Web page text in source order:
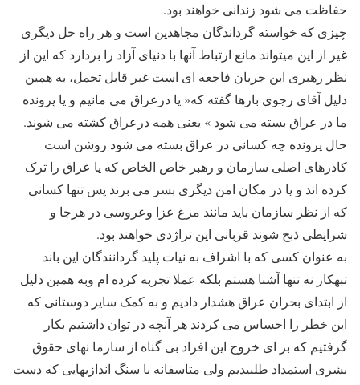
حفاظت می شود زندانی خواهند بود.
چیزی که خواسته گرداندگان مجاهدین است و هر راه حل دیگری
غیر از این میتواند مانع ارتباط آنها با دنيای آزاد را بردارد که این از
نظر رهبری اين جريان فاجعه ای است غیر قابل تحمل، به همین
دلیل آقای رجوی بارها گفته که« یا درعراق می مانیم و یا پرونده
ما در عراق بسته می شود » یعنی همه درعراق کشته می شوند.
حال پرونده چه کسانی در عراق بسته می شود روشن است
کادرهای اصلی سازمان و رهبر خاص الخاص که یا عراق را ترک
کرده اند و یا در مکان امن دیگری بسر می برند پس تنها کسانی
که از نظر سازمان باید مانند مرغ عزا وعروسی در هرجا و
شرايطی ذبح شوند قربانی این تراژدی خواهند بود.
به عنوان کسی که با اشراف به نیات پلید گردانندگان این باند
تبهکار نه تنها آشنا هستم بلکه عملا تجربه کرده ام وبه همين دليل
از ابتدای بحران عراق هشدار دادیم و به کمک سایر دوستانی که
این خطر را احساس می کردند هر آنچه در توان داشتیم بکار
گرفتیم که بر ای خروج اين افراد بی گناه از سازما نهای حقوق
بشری استمداد طلبیدیم ولی متاسفانه با سنگ اندازیهایی که دست